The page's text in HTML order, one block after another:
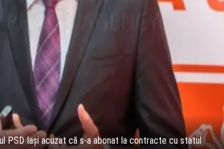
PSD Iași acuzat că s-a abonat la contracte cu statul